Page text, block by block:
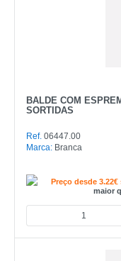
BALDE COM
SORTIDAS
Ref. 06447.00
Marca: Branca
Preço desde 3.22€
maior